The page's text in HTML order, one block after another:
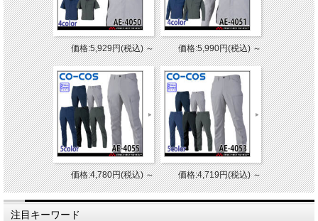
価格:5,929円(税込)～ 価格:5,990円(税込)～
価格:4,780円(税込)～ 価格:4,719円(税込)～
注目キーワード